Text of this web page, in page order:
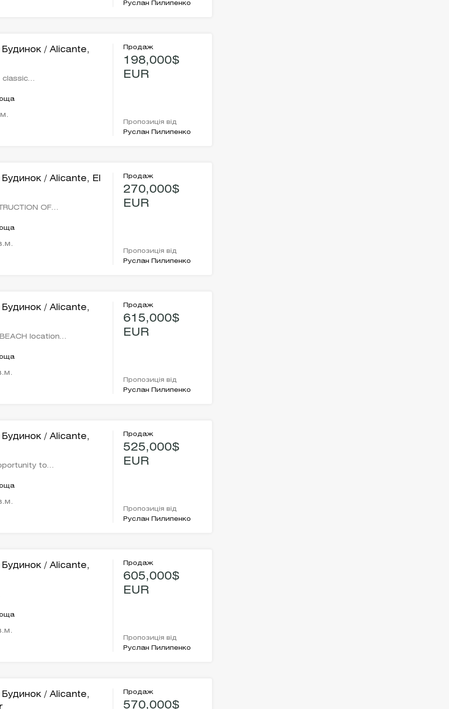
Руслан Пилипенко
/ Alicante,
classic…
Продаж
198,000$
EUR
Пропозиція від
Руслан Пилипенко
/ Alicante, El
OF…
Продаж
270,000$
EUR
Пропозиція від
Руслан Пилипенко
/ Alicante,
BEACH location…
Продаж
615,000$
EUR
Пропозиція від
Руслан Пилипенко
/ Alicante,
to…
Продаж
525,000$
EUR
Пропозиція від
Руслан Пилипенко
/ Alicante,
Продаж
605,000$
EUR
Пропозиція від
Руслан Пилипенко
/ Alicante,
Продаж
570,000$